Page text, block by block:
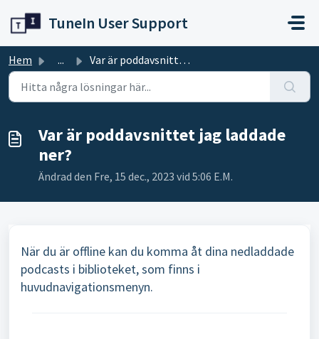
TuneIn User Support
Hem ... Var är poddavsnittet jag laddade ner?
Var är poddavsnittet jag laddade
ner?
Ändrad den Fre, 15 dec., 2023 vid 5:06 E.M.
När du är offline kan du komma åt dina nedladdade
podcasts i biblioteket, som finns i
huvudnavigationsmenyn.